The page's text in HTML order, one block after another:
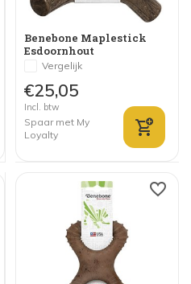
Benebone Maplestick
Esdoornhout
Vergelijk
€25,05
Incl. btw
Spaar met My
Loyalty